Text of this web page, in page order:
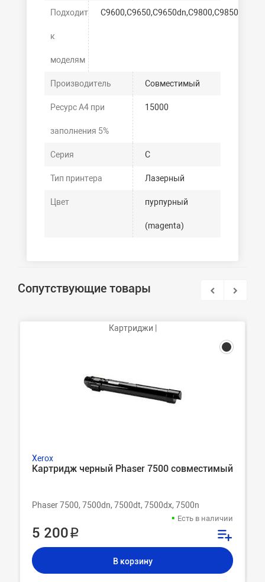
Подходит
к
моделям
C9600,C9650,C9650dn,C9800,C9850
Производитель Совместимый
Ресурс А4 при
заполнения 5%
15000
Серия C
Тип принтера Лазерный
Цвет пурпурный
(magenta)
Сопутствующие товары
Картриджи |
Xerox
Картридж черный Phaser 7500 совместимый
Phaser 7500, 7500dn, 7500dt, 7500dx, 7500n
Есть в наличии
5 200 ₽
В корзину